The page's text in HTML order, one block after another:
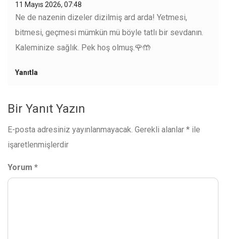
11 Mayıs 2026, 07:48
Ne de nazenin dizeler dizilmiş ard arda! Yetmesi,
bitmesi, geçmesi mümkün mü böyle tatlı bir sevdanın.
Kaleminize sağlık. Pek hoş olmuş.🌹🤲
Yanıtla
Bir Yanıt Yazın
E-posta adresiniz yayınlanmayacak. Gerekli alanlar * ile
işaretlenmişlerdir
Yorum *